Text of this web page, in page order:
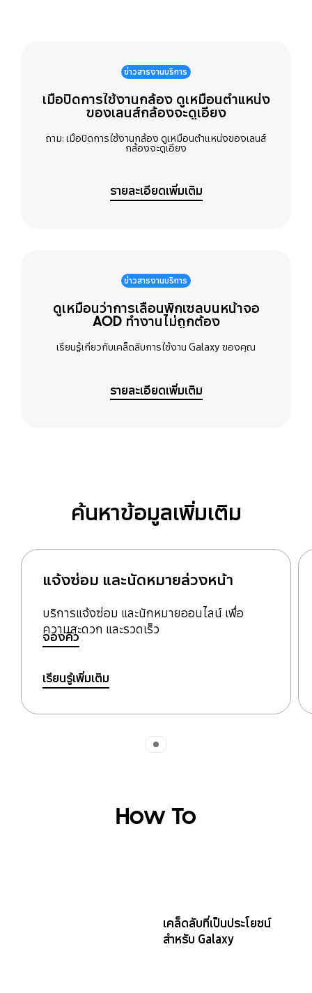
ข่าวสารงานบริการ
เมื่อปิดการใช้งานกล้อง ดูเหมือนตำแหน่ง
ของเลนส์กล้องจะดูเอียง
ถาม: เมื่อปิดการใช้งานกล้อง ดูเหมือนตำแหน่งของเลนส์
กล้องจะดูเอียง
รายละเอียดเพิ่มเติม
ข่าวสารงานบริการ
ดูเหมือนว่าการเลื่อนพิกเซลบนหน้าจอ
AOD ทำงานไม่ถูกต้อง
เรียนรู้เกี่ยวกับเคล็ดลับการใช้งาน Galaxy ของคุณ
รายละเอียดเพิ่มเติม
ค้นหาข้อมูลเพิ่มเติม
แจ้งซ่อม และนัดหมายล่วงหน้า
บริการแจ้งซ่อม และนักหมายออนไลน์ เพื่อ
ความสะดวก และรวดเร็ว
จองคิว
เรียนรู้เพิ่มเติม
How To
เคล็ดลับที่เป็นประโยชน์
สำหรับ Galaxy